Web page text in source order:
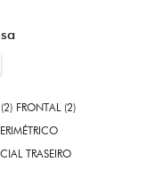
FRONTAL (2)
TRASEIRO